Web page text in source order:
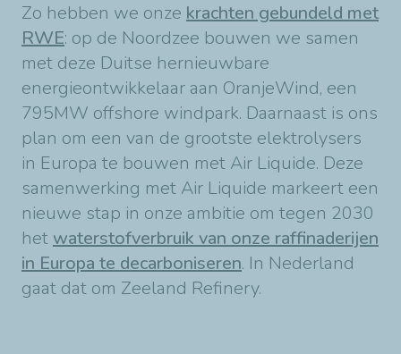
Zo hebben we onze krachten gebundeld met
RWE: op de Noordzee bouwen we samen
met deze Duitse hernieuwbare
energieontwikkelaar aan OranjeWind, een
795MW offshore windpark. Daarnaast is ons
plan om een van de grootste elektrolysers
in Europa te bouwen met Air Liquide. Deze
samenwerking met Air Liquide markeert een
nieuwe stap in onze ambitie om tegen 2030
het waterstofverbruik van onze raffinaderijen
in Europa te decarboniseren. In Nederland
gaat dat om Zeeland Refinery.